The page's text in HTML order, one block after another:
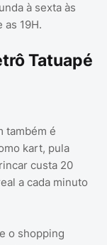
à sexta às
as 19H.
Tatuapé
também é
kart, pula
custa 20
a cada minuto
o shopping